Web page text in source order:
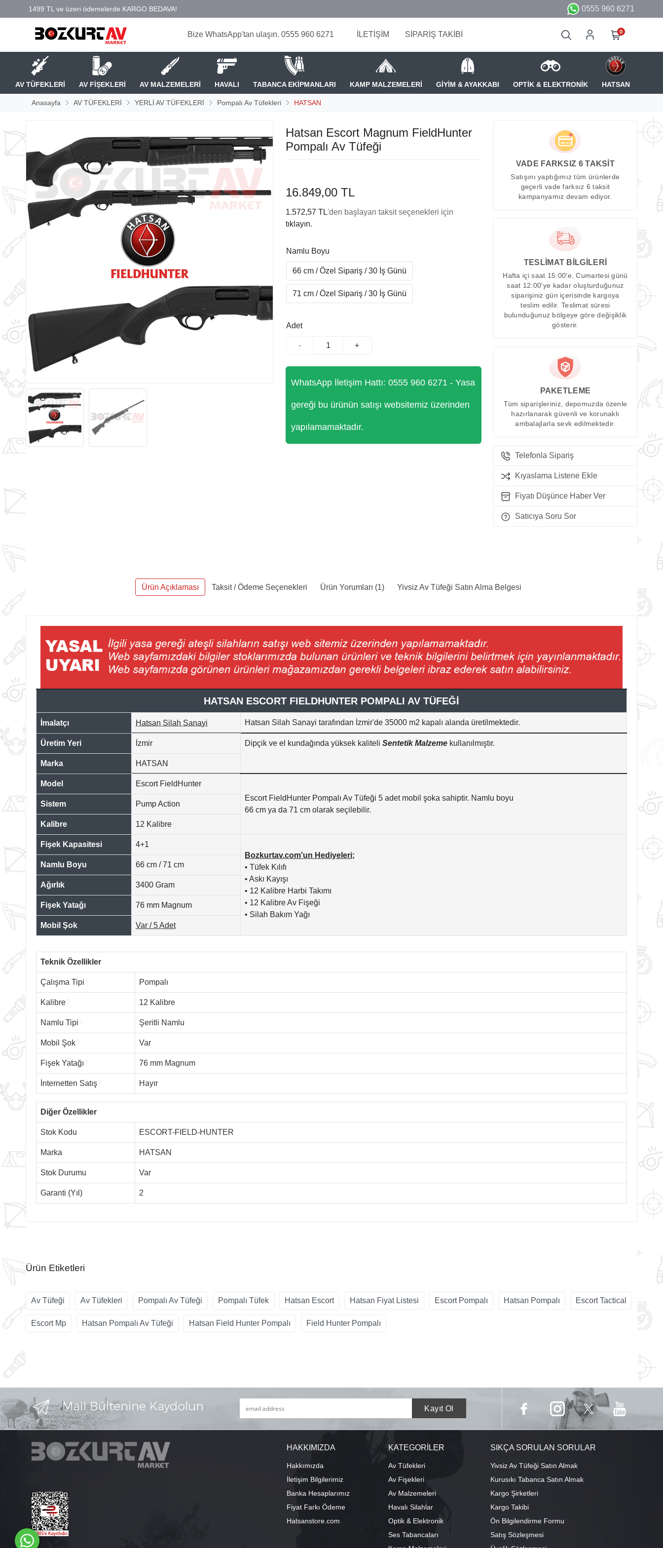
0555 960 6271
Bize WhatsApp'tan ulaşın. 0555 960 6271 İLETİŞİM SİPARİŞ TAKİBİ 0
AV TÜFEKLERİ AV FİŞEKLERİ AV MALZEMELERİ HAVALI TABANCA EKİPMANLARI KAMP MALZEMELERİ GİYİM & AYAKKABI OPTİK & ELEKTRONİK HATSAN
Anasayfa AV TÜFEKLERİ YERLİ AV TÜFEKLERİ Pompalı Av Tüfekleri HATSAN
Hatsan Escort Magnum FieldHunter
Pompalı Av Tüfeği
16.849,00 TL
1.572,57 TL'den başlayan taksit seçenekleri için
tıklayın.
Namlu Boyu
66 cm / Özel Sipariş / 30 İş Günü
71 cm / Özel Sipariş / 30 İş Günü
Adet
- +
WhatsApp İletişim Hattı: 0555 960 6271 - Yasa
gereği bu ürünün satışı websitemiz üzerinden
yapılamamaktadır.
VADE FARKSIZ 6 TAKSİT
Satışını yaptığımız tüm ürünlerde
geçerli vade farksız 6 taksit
kampanyamız devam ediyor.
TESLİMAT BİLGİLERİ
Hafta içi saat 15:00'e, Cumartesi günü
saat 12:00'ye kadar oluşturduğunuz
siparişiniz gün içerisinde kargoya
teslim edilir. Teslimat süresi
bulunduğunuz bölgeye göre değişiklik
gösterir.
PAKETLEME
Tüm siparişleriniz, depomuzda özenle
hazırlanarak güvenli ve korunaklı
ambalajlarla sevk edilmektedir.
Telefonla Sipariş
Kıyaslama Listene Ekle
Fiyatı Düşünce Haber Ver
Satıcıya Soru Sor
Ürün Açıklaması Taksit / Ödeme Seçenekleri Ürün Yorumları (1) Yivsiz Av Tüfeği Satın Alma Belgesi
HATSAN ESCORT FIELDHUNTER POMPALI AV TÜFEĞİ
İmalatçı Hatsan Silah Sanayi Hatsan Silah Sanayi tarafından İzmir'de 35000 m2 kapalı alanda üretilmektedir.
Üretim Yeri İzmir Dipçik ve el kundağında yüksek kaliteli Sentetik Malzeme kullanılmıştır.
Marka HATSAN
Model
Escort FieldHunter
Escort FieldHunter Pompalı Av Tüfeği 5 adet mobil şoka sahiptir. Namlu boyu
66 cm ya da 71 cm olarak seçilebilir.
Sistem Pump Action
Kalibre 12 Kalibre
Fişek Kapasitesi
4+1
Bozkurtav.com'un Hediyeleri;
• Tüfek Kılıfı
• Askı Kayışı
• 12 Kalibre Harbi Takımı
• 12 Kalibre Av Fişeği
• Silah Bakım Yağı
Namlu Boyu 66 cm / 71 cm
Ağırlık 3400 Gram
Fişek Yatağı 76 mm Magnum
Mobil Şok Var / 5 Adet
Teknik Özellikler
Çalışma Tipi Pompalı
Kalibre 12 Kalibre
Namlu Tipi Şeritli Namlu
Mobil Şok Var
Fişek Yatağı 76 mm Magnum
İnternetten Satış Hayır
Diğer Özellikler
Stok Kodu ESCORT-FIELD-HUNTER
Marka HATSAN
Stok Durumu Var
Garanti (Yıl) 2
Ürün Etiketleri
Av Tüfeği Av Tüfekleri Pompalı Av Tüfeği Pompalı Tüfek Hatsan Escort Hatsan Fiyat Listesi Escort Pompalı Hatsan Pompalı Escort Tactical
Escort Mp Hatsan Pompalı Av Tüfeği Hatsan Field Hunter Pompalı Field Hunter Pompalı
HAKKIMIZDA
Hakkımızda
İletişim Bilgilerimiz
Banka Hesaplarımız
Fiyat Farkı Ödeme
Hatsanstore.com
KATEGORİLER
Av Tüfekleri
Av Fişekleri
Av Malzemeleri
Havalı Silahlar
Optik & Elektronik
Ses Tabancaları
SIKÇA SORULAN SORULAR
Yivsiz Av Tüfeği Satın Almak
Kurusıkı Tabanca Satın Almak
Kargo Şirketleri
Kargo Takibi
Ön Bilgilendirme Formu
Satış Sözleşmesi